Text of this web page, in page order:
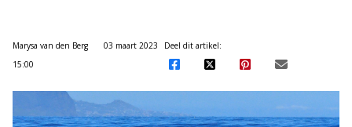
Marysa van den Berg
03 maart 2023
15:00
Deel dit artikel: